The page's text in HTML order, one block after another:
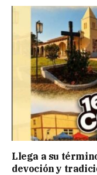
Llega a su
devoción y